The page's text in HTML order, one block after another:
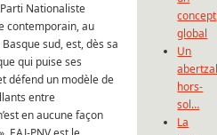
Nationaliste
contemporain, au
sud, est, dès sa
qui puise ses
défend un modèle de
entre
en aucune façon
concept
global
Un
hors-
sol…
La